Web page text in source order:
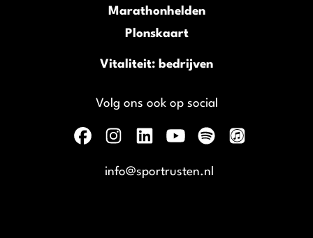
Marathonhelden
Plonskaart
Vitaliteit: bedrijven
Volg ons ook op social
info@sportrusten.nl